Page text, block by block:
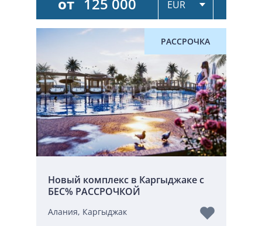
от 125 000
РАССРОЧКА
Новый комплекс в Каргыджаке с
БЕС% РАССРОЧКОЙ
Алания, Каргыджак